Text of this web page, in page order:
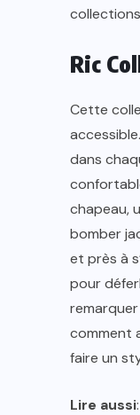
Ric
Cette
dans
chapeau,
bomber
et près à
pour
comment
faire un
Lire aussi